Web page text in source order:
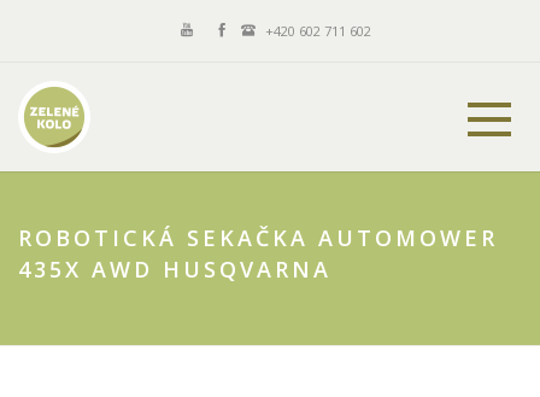
+420 602 711 602
ROBOTICKÁ SEKAČKA AUTOMOWER
435X AWD HUSQVARNA